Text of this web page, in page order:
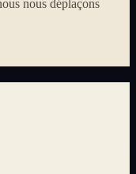
nous déplaçons